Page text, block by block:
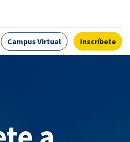
Campus Virtual Inscríbete